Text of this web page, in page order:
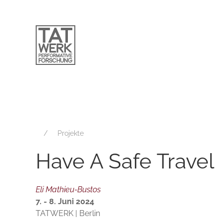
Projekte
Have A Safe Travel
Eli Mathieu-Bustos
7. - 8. Juni 2024
TATWERK | Berlin